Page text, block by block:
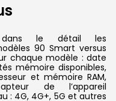
dans le détail les
90 Smart versus
chaque modèle : date
mémoire disponibles,
et mémoire RAM,
de l’appareil
: 4G, 4G+, 5G et autres